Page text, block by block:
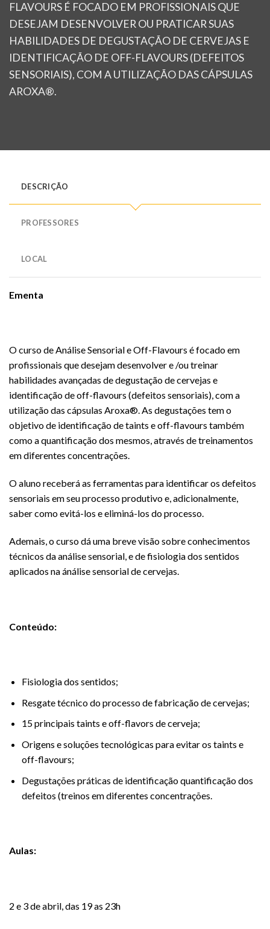
FLAVOURS É FOCADO EM PROFISSIONAIS QUE
DESEJAM DESENVOLVER OU PRATICAR SUAS
HABILIDADES DE DEGUSTAÇÃO DE CERVEJAS E
IDENTIFICAÇÃO DE OFF-FLAVOURS (DEFEITOS
SENSORIAIS), COM A UTILIZAÇÃO DAS CÁPSULAS
AROXA®.
DESCRIÇÃO
PROFESSORES
LOCAL
Ementa
O curso de Análise Sensorial e Off-Flavours é focado em
profissionais que desejam desenvolver e /ou treinar
habilidades avançadas de degustação de cervejas e
identificação de off-flavours (defeitos sensoriais), com a
utilização das cápsulas Aroxa®. As degustações tem o
objetivo de identificação de taints e off-flavours também
como a quantificação dos mesmos, através de treinamentos
em diferentes concentrações.
O aluno receberá as ferramentas para identificar os defeitos
sensoriais em seu processo produtivo e, adicionalmente,
saber como evitá-los e eliminá-los do processo.
Ademais, o curso dá uma breve visão sobre conhecimentos
técnicos da análise sensorial, e de fisiologia dos sentidos
aplicados na ánálise sensorial de cervejas.
Conteúdo:
Fisiologia dos sentidos;
Resgate técnico do processo de fabricação de cervejas;
15 principais taints e off-flavors de cerveja;
Origens e soluções tecnológicas para evitar os taints e
off-flavours;
Degustações práticas de identificação quantificação dos
defeitos (treinos em diferentes concentrações.
Aulas:
2 e 3 de abril, das 19 as 23h